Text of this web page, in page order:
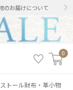
のお届けについて
0
トール財布・革小物